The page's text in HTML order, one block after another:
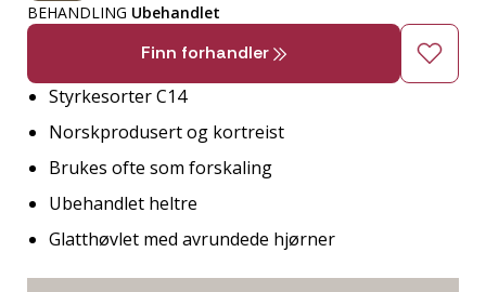
BEHANDLING Ubehandlet
Finn forhandler
Styrkesorter C14
Norskprodusert og kortreist
Brukes ofte som forskaling
Ubehandlet heltre
Glatthøvlet med avrundede hjørner